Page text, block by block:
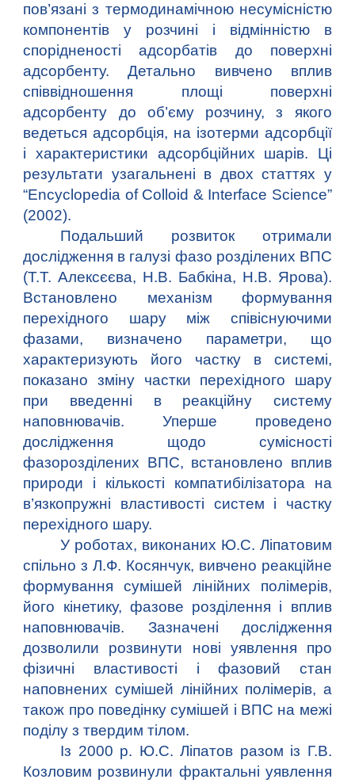
пов’язані з термодинамічною несумісністю
компонентів у розчині і відмінністю в
спорідненості адсорбатів до поверхні
адсорбенту. Детально вивчено вплив
співвідношення площі поверхні
адсорбенту до об’єму розчину, з якого
ведеться адсорбція, на ізотерми адсорбції
і характеристики адсорбційних шарів. Ці
результати узагальнені в двох статтях у
“Enсyclopedia of Colloid & Interface Science”
(2002).
Подальший розвиток отримали
дослідження в галузі фазо розділених ВПС
(Т.Т. Алексєєва, Н.В. Бабкіна, Н.В. Ярова).
Встановлено механізм формування
перехідного шару між співіснуючими
фазами, визначено параметри, що
характеризують його частку в системі,
показано зміну частки перехідного шару
при введенні в реакційну систему
наповнювачів. Уперше проведено
дослідження щодо сумісності
фазорозділених ВПС, встановлено вплив
природи і кількості компатибілізатора на
в’язкопружні властивості систем і частку
перехідного шару.
У роботах, виконаних Ю.С. Ліпатовим
спільно з Л.Ф. Косянчук, вивчено реакційне
формування сумішей лінійних полімерів,
його кінетику, фазове розділення і вплив
наповнювачів. Зазначені дослідження
дозволили розвинути нові уявлення про
фізичні властивості і фазовий стан
наповнених сумішей лінійних полімерів, а
також про поведінку сумішей і ВПС на межі
поділу з твердим тілом.
Із 2000 р. Ю.С. Ліпатов разом із Г.В.
Козловим розвинули фрактальні уявлення